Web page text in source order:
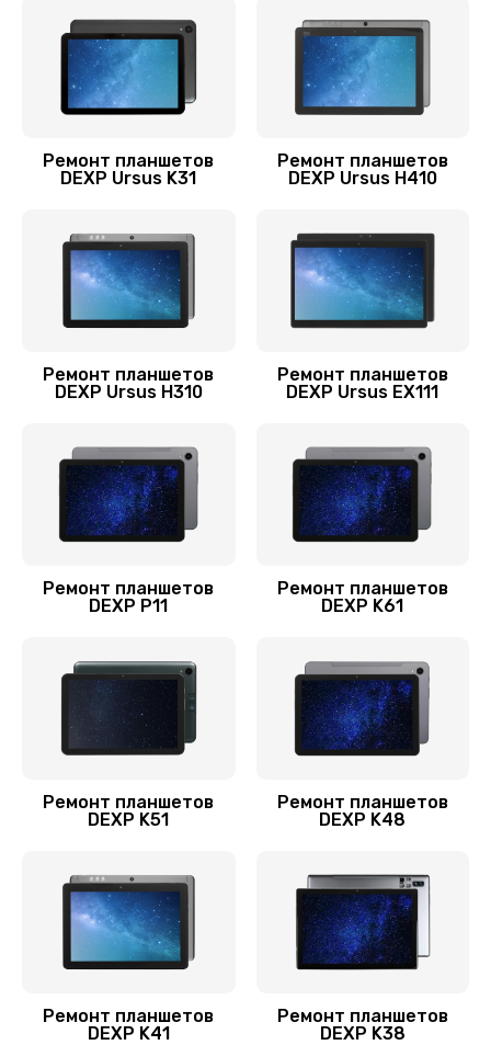
Замена платы управления (мат.платы, мейн
700 руб.
Замена стекла
Замена корпуса
Ремонт планшетов
DEXP Ursus K31
Ремонт планшетов
DEXP Ursus H410
Ремонт планшетов
DEXP Ursus H310
Ремонт планшетов
DEXP Ursus EX111
Ремонт планшетов
DEXP P11
Ремонт планшетов
DEXP K61
Ремонт планшетов
DEXP K51
Ремонт планшетов
DEXP K48
Ремонт планшетов
DEXP K41
Ремонт планшетов
DEXP K38